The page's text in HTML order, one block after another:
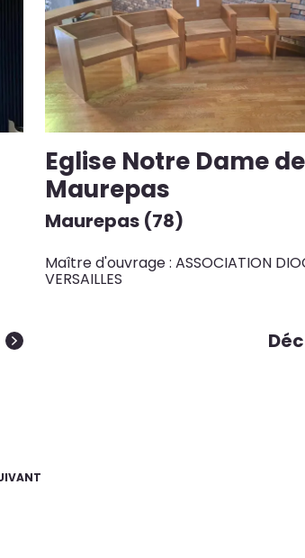
Eglise Notre Dame de
Maurepas
Maurepas (78)
Maître d'ouvrage : ASSOCIATION
VERSAILLES